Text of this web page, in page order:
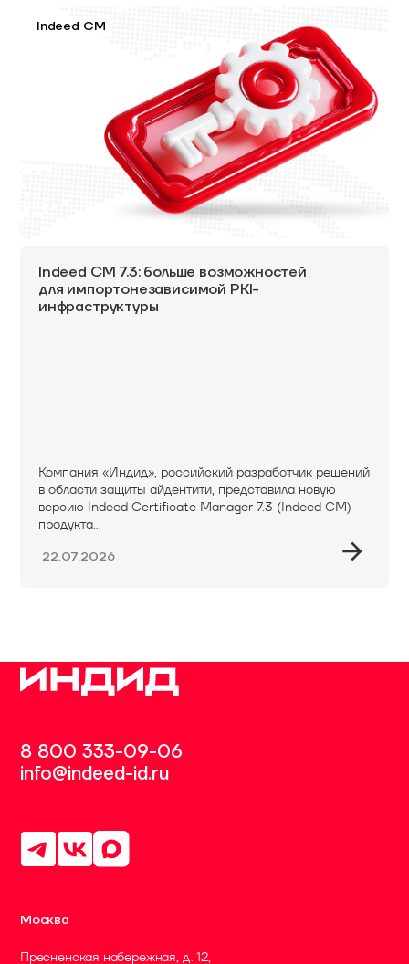
Indeed CM
Indeed CM 7.3: больше возможностей
для импортонезависимой PKI-
инфраструктуры
Компания «Индид», российский разработчик решений
в области защиты айдентити, представила новую
версию Indeed Certificate Manager 7.3 (Indeed CM) —
продукта...
22.07.2026
8 800 333-09-06
info@indeed-id.ru
Москва
Пресненская набережная, д. 12,